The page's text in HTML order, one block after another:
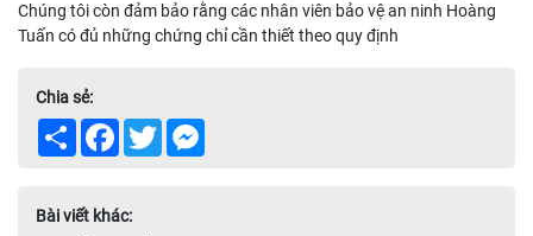
Chúng tôi còn đảm bảo rằng các nhân viên bảo vệ an ninh Hoàng
Tuấn có đủ những chứng chỉ cần thiết theo quy định
Chia sẻ:
Share Facebook
Twitter
Bài viết khác: